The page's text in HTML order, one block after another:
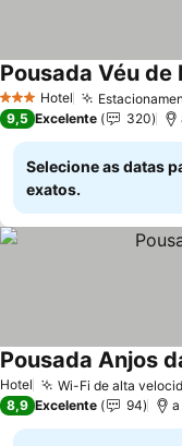
3 EstrelasHotel
Pousada Véu de
9,5 Excelente 320
Selecione as datas
exatos.
Hotel Wi-Fi de alta
Pousada Anjos
8,9 Excelente 94